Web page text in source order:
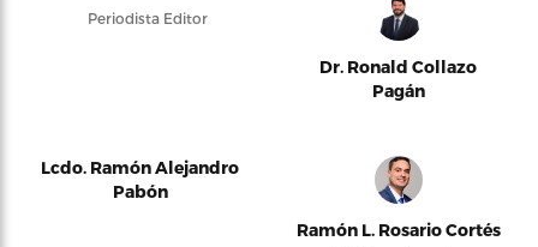
Periodista Editor
Dr. Ronald Collazo
Pagán
Lcdo. Ramón Alejandro
Pabón
Ramón L. Rosario Cortés